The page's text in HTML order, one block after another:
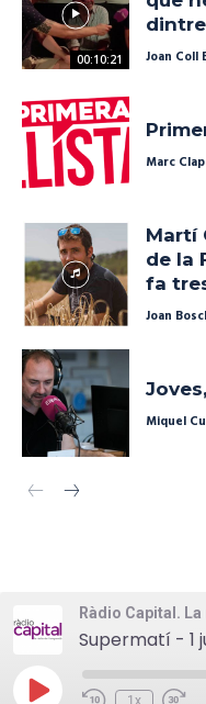
00:10:21 Joan Coll
Marc
Martí
de la
fa
Joan
Miquel
Ràdio Capital.
Supermatí - 1
Play